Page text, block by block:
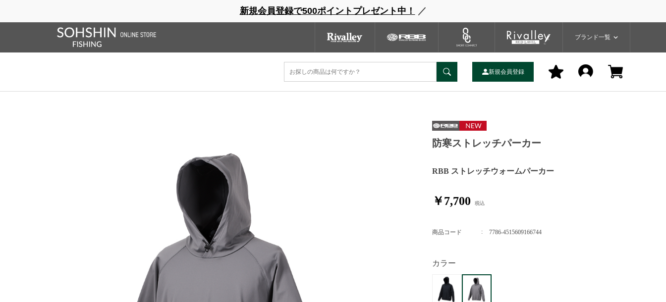
新規会員登録で500ポイントプレゼント中！ ／
ブランド一覧
ブランドサイト 商品一覧 ブランドサイト
新規会員登録
ウェーダー レインウェア フットウェア グローブ キャップ
RBB > RBB ストレッチウォームパーカー
防寒ストレッチパーカー
RBB ストレッチウォームパーカー
￥7,700
商品コード 7786-4515609166744
カラー